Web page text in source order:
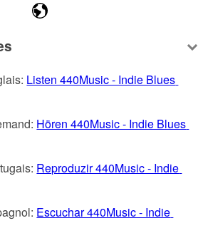
Listen 440Music - Indie Blues
Hören 440Music - Indie Blues
Reproduzir 440Music - Indie
Escuchar 440Music - Indie